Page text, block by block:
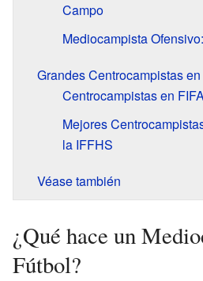
Campo
Mediocampista
Grandes Centrocampistas
Centrocampistas en
Mejores
la IFFHS
Véase también
¿Qué hace un
Fútbol?